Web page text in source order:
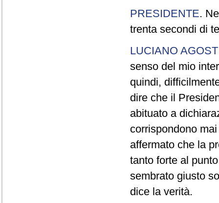
PRESIDENTE.
trenta secondi di
LUCIANO
senso del mio
quindi,
dire che il
abituato a
corrispondono
affermato che la
tanto forte al
sembrato giusto
dice la verità.